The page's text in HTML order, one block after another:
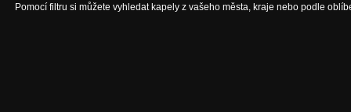
Pomocí filtru si můžete vyhledat kapely z vašeho města, kraje nebo podle